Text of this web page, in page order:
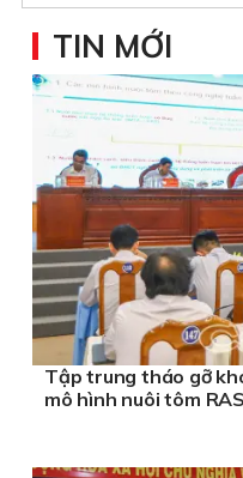
TIN MỚI
Tập trung tháo gỡ
mô hình nuôi tôm